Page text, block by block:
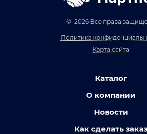
© 2026 Все права
Политика
Карта сайта
Каталог
О компании
Новости
Как сделать заказ